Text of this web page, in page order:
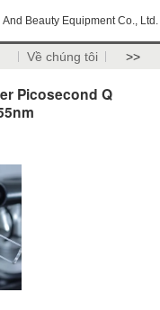
Beauty Equipment Co., Ltd.
Về chúng tôi >>
Picosecond Q